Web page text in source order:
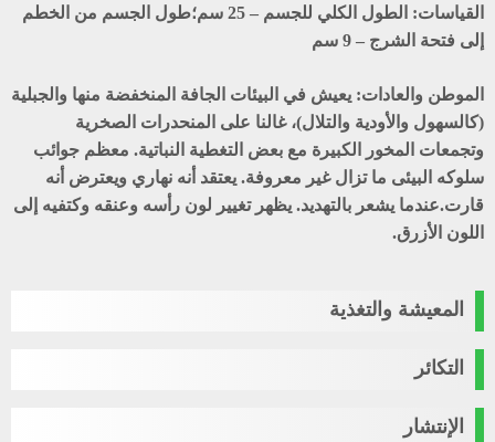
القياسات:
الطول الكلي للجسم – 25 سم؛طول الجسم من الخطم
إلى فتحة الشرج – 9 سم
الموطن والعادات: يعيش في البيئات الجافة المنخفضة منها والجبلية
(كالسهول والأودية والتلال)، غالنا على المنحدرات الصخرية
وتجمعات المخور الكبيرة مع بعض التغطية النباتية. معظم جوائب
سلوكه البيئى ما تزال غير معروفة. يعتقد أنه نهاري ويعترض أنه
قارت.عندما يشعر بالتهديد. يظهر تغيير لون رأسه وعنقه وكتفيه إلى
اللون الأزرق.
المعيشة والتغذية
التكائر
الإنتشار